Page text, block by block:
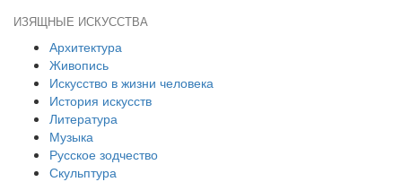
ИЗЯЩНЫЕ ИСКУССТВА
Архитектура
Живопись
Искусство в жизни человека
История искусств
Литература
Музыка
Русское зодчество
Скульптура